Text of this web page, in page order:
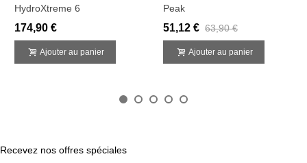
HydroXtreme 6
174,90 €
Ajouter au panier
Peak
51,12 € 63,90 €
Ajouter au panier
Recevez nos offres spéciales